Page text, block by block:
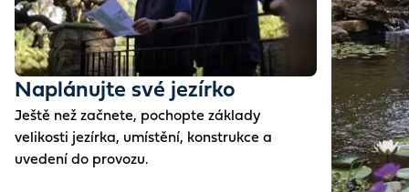
Naplánujte své jezírko
Ještě než začnete, pochopte základy
velikosti jezírka, umístění, konstrukce a
uvedení do provozu.